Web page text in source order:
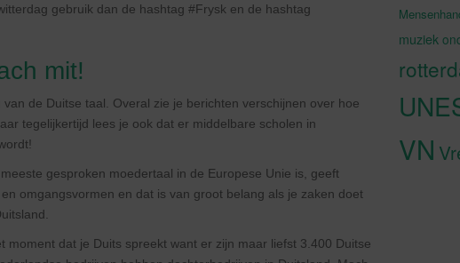
gebruik dan de hashtag #Frysk en de hashtag
mit!
de Duitse taal. Overal zie je berichten verschijnen over hoe
tegelijkertijd lees je ook dat er middelbare scholen in
gesproken moedertaal in de Europese Unie is, geeft
omgangsvormen en dat is van groot belang als je zaken doet
dat je Duits spreekt want er zijn maar liefst 3.400 Duitse
muziek
VN